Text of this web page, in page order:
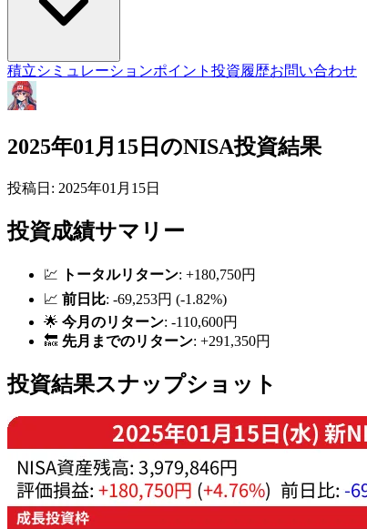
積立シミュレーションポイント投資履歴お問い合わせ
2025年01月15日のNISA投資結果
投稿日: 2025年01月15日
投資成績サマリー
💹 トータルリターン: +180,750円
📈 前日比: -69,253円 (-1.82%)
🌟 今月のリターン: -110,600円
🔙 先月までのリターン: +291,350円
投資結果スナップショット